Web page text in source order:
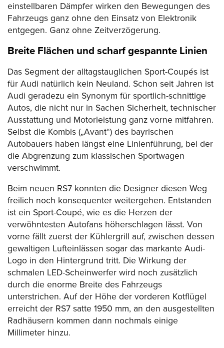
einstellbaren Dämpfer wirken den Bewegungen des
Fahrzeugs ganz ohne den Einsatz von Elektronik
entgegen. Ganz ohne Zeitverzögerung.
Breite Flächen und scharf gespannte Linien
Das Segment der alltagstauglichen Sport-Coupés ist
für Audi natürlich kein Neuland. Schon seit Jahren ist
Audi geradezu ein Synonym für sportlich-schnittige
Autos, die nicht nur in Sachen Sicherheit, technischer
Ausstattung und Motorleistung ganz vorne mitfahren.
Selbst die Kombis („Avant“) des bayrischen
Autobauers haben längst eine Linienführung, bei der
die Abgrenzung zum klassischen Sportwagen
verschwimmt.
Beim neuen RS7 konnten die Designer diesen Weg
freilich noch konsequenter weitergehen. Entstanden
ist ein Sport-Coupé, wie es die Herzen der
verwöhntesten Autofans höherschlagen lässt. Von
vorne fällt zuerst der Kühlergrill auf, zwischen dessen
gewaltigen Lufteinlässen sogar das markante Audi-
Logo in den Hintergrund tritt. Die Wirkung der
schmalen LED-Scheinwerfer wird noch zusätzlich
durch die enorme Breite des Fahrzeugs
unterstrichen. Auf der Höhe der vorderen Kotflügel
erreicht der RS7 satte 1950 mm, an den ausgestellten
Radhäusern kommen dann nochmals einige
Millimeter hinzu.